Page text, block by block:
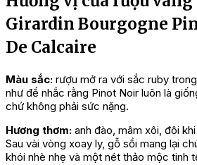
Girardin Bourgogne
De Calcaire
Màu sắc: rượu mở ra với sắc ruby
như để nhắc rằng Pinot Noir luôn là
chứ không phải sức nặng.
Hương thơm: anh đào, mâm xôi, đôi
Sau vài vòng xoay ly, gỗ sồi mang lại
khói nhè nhẹ và một nét thảo mộc tinh